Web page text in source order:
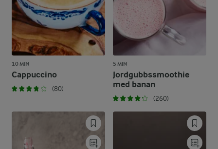
10 MIN
Cappuccino
(80)
5 MIN
Jordgubbssmoothie
med banan
(260)